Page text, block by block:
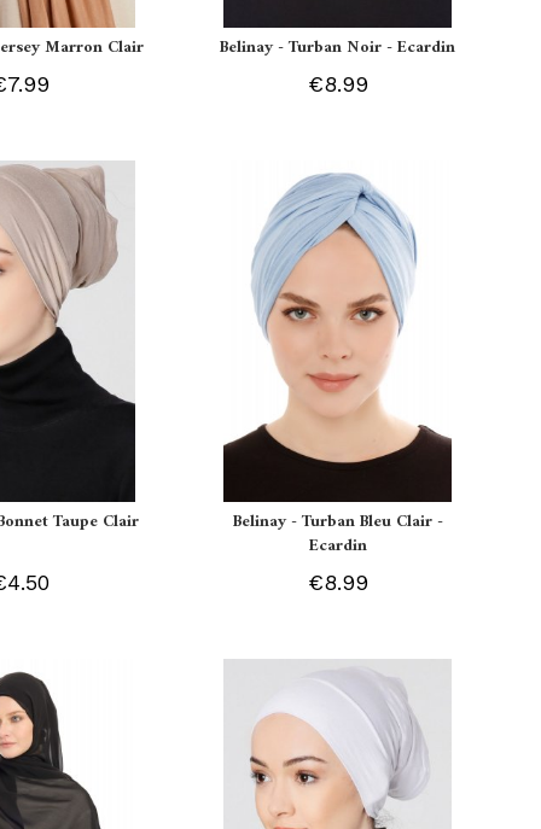
Marron Clair Belinay - Turban Noir - Ecardin
€8.99
Taupe Clair
Belinay - Turban Bleu Clair -
Ecardin
€8.99